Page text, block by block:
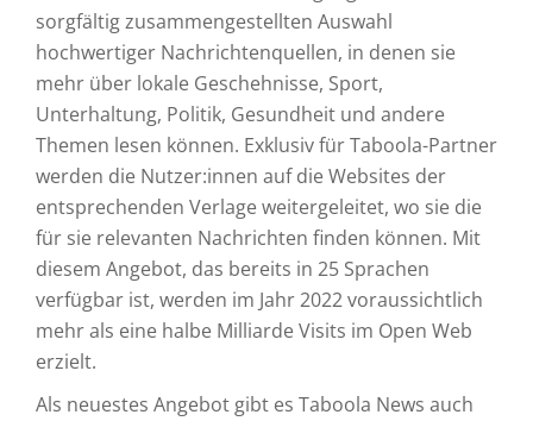
sorgfältig zusammengestellten Auswahl
hochwertiger Nachrichtenquellen, in denen sie
mehr über lokale Geschehnisse, Sport,
Unterhaltung, Politik, Gesundheit und andere
Themen lesen können. Exklusiv für Taboola-Partner
werden die Nutzer:innen auf die Websites der
entsprechenden Verlage weitergeleitet, wo sie die
für sie relevanten Nachrichten finden können. Mit
diesem Angebot, das bereits in 25 Sprachen
verfügbar ist, werden im Jahr 2022 voraussichtlich
mehr als eine halbe Milliarde Visits im Open Web
erzielt.
Als neuestes Angebot gibt es Taboola News auch